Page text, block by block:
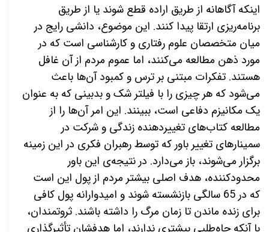
اینکه آگاهانه از طریق اراده قطع شوند یا از طریق
برنامه‌ریزی ارتقا پیدا کنند. این موضوع، دانشی رایج در
میان متخصصان علوم رفتاری و کارشناسی است که در
مورد ذهن مطالعه می‌کنند، اما عموم مردم از آن غافل
هستند. تفکرات مبتنی بر ترس و کمبود آن‌ها باعث
می‌شود که هر چیزی را با فیلتر شک و بدبینی که به عنوان
یک مکانیزم دفاعی است، ببینند. این امر آن‌ها را از
مطالعه کتاب‌های تغییردهنده زندگی و شرکت در
سمینارهای تغییر باور که توسط رهبران فکری در این زمینه
برگزار می‌شوند، باز می‌دارد. در نتیجه‌ی این باور
محدودکننده، هدف اصلی بیشتر مردم از پول این است
که در 65 سالگی بازنشسته شوند و امیدوارانه پول کافی
برای زنده ماندن تا زمان مرگ را داشته باشند. ثروتمندان،
با آنکه جاه‌طلبی بیشتری ندارند، اما هدفشان تأثیرگذاری